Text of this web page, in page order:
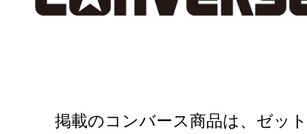
掲載のコンバース商品は、ゼッ